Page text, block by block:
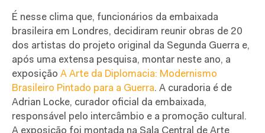
É nesse clima que, funcionários da embaixada
brasileira em Londres, decidiram reunir obras de 20
dos artistas do projeto original da Segunda Guerra e,
após uma extensa pesquisa, montar neste ano, a
exposição A Arte da Diplomacia: Modernismo
Brasileiro Pintado para a Guerra. A curadoria é de
Adrian Locke, curador oficial da embaixada,
responsável pelo intercâmbio e a promoção cultural.
A exposição foi montada na Sala Central de Arte